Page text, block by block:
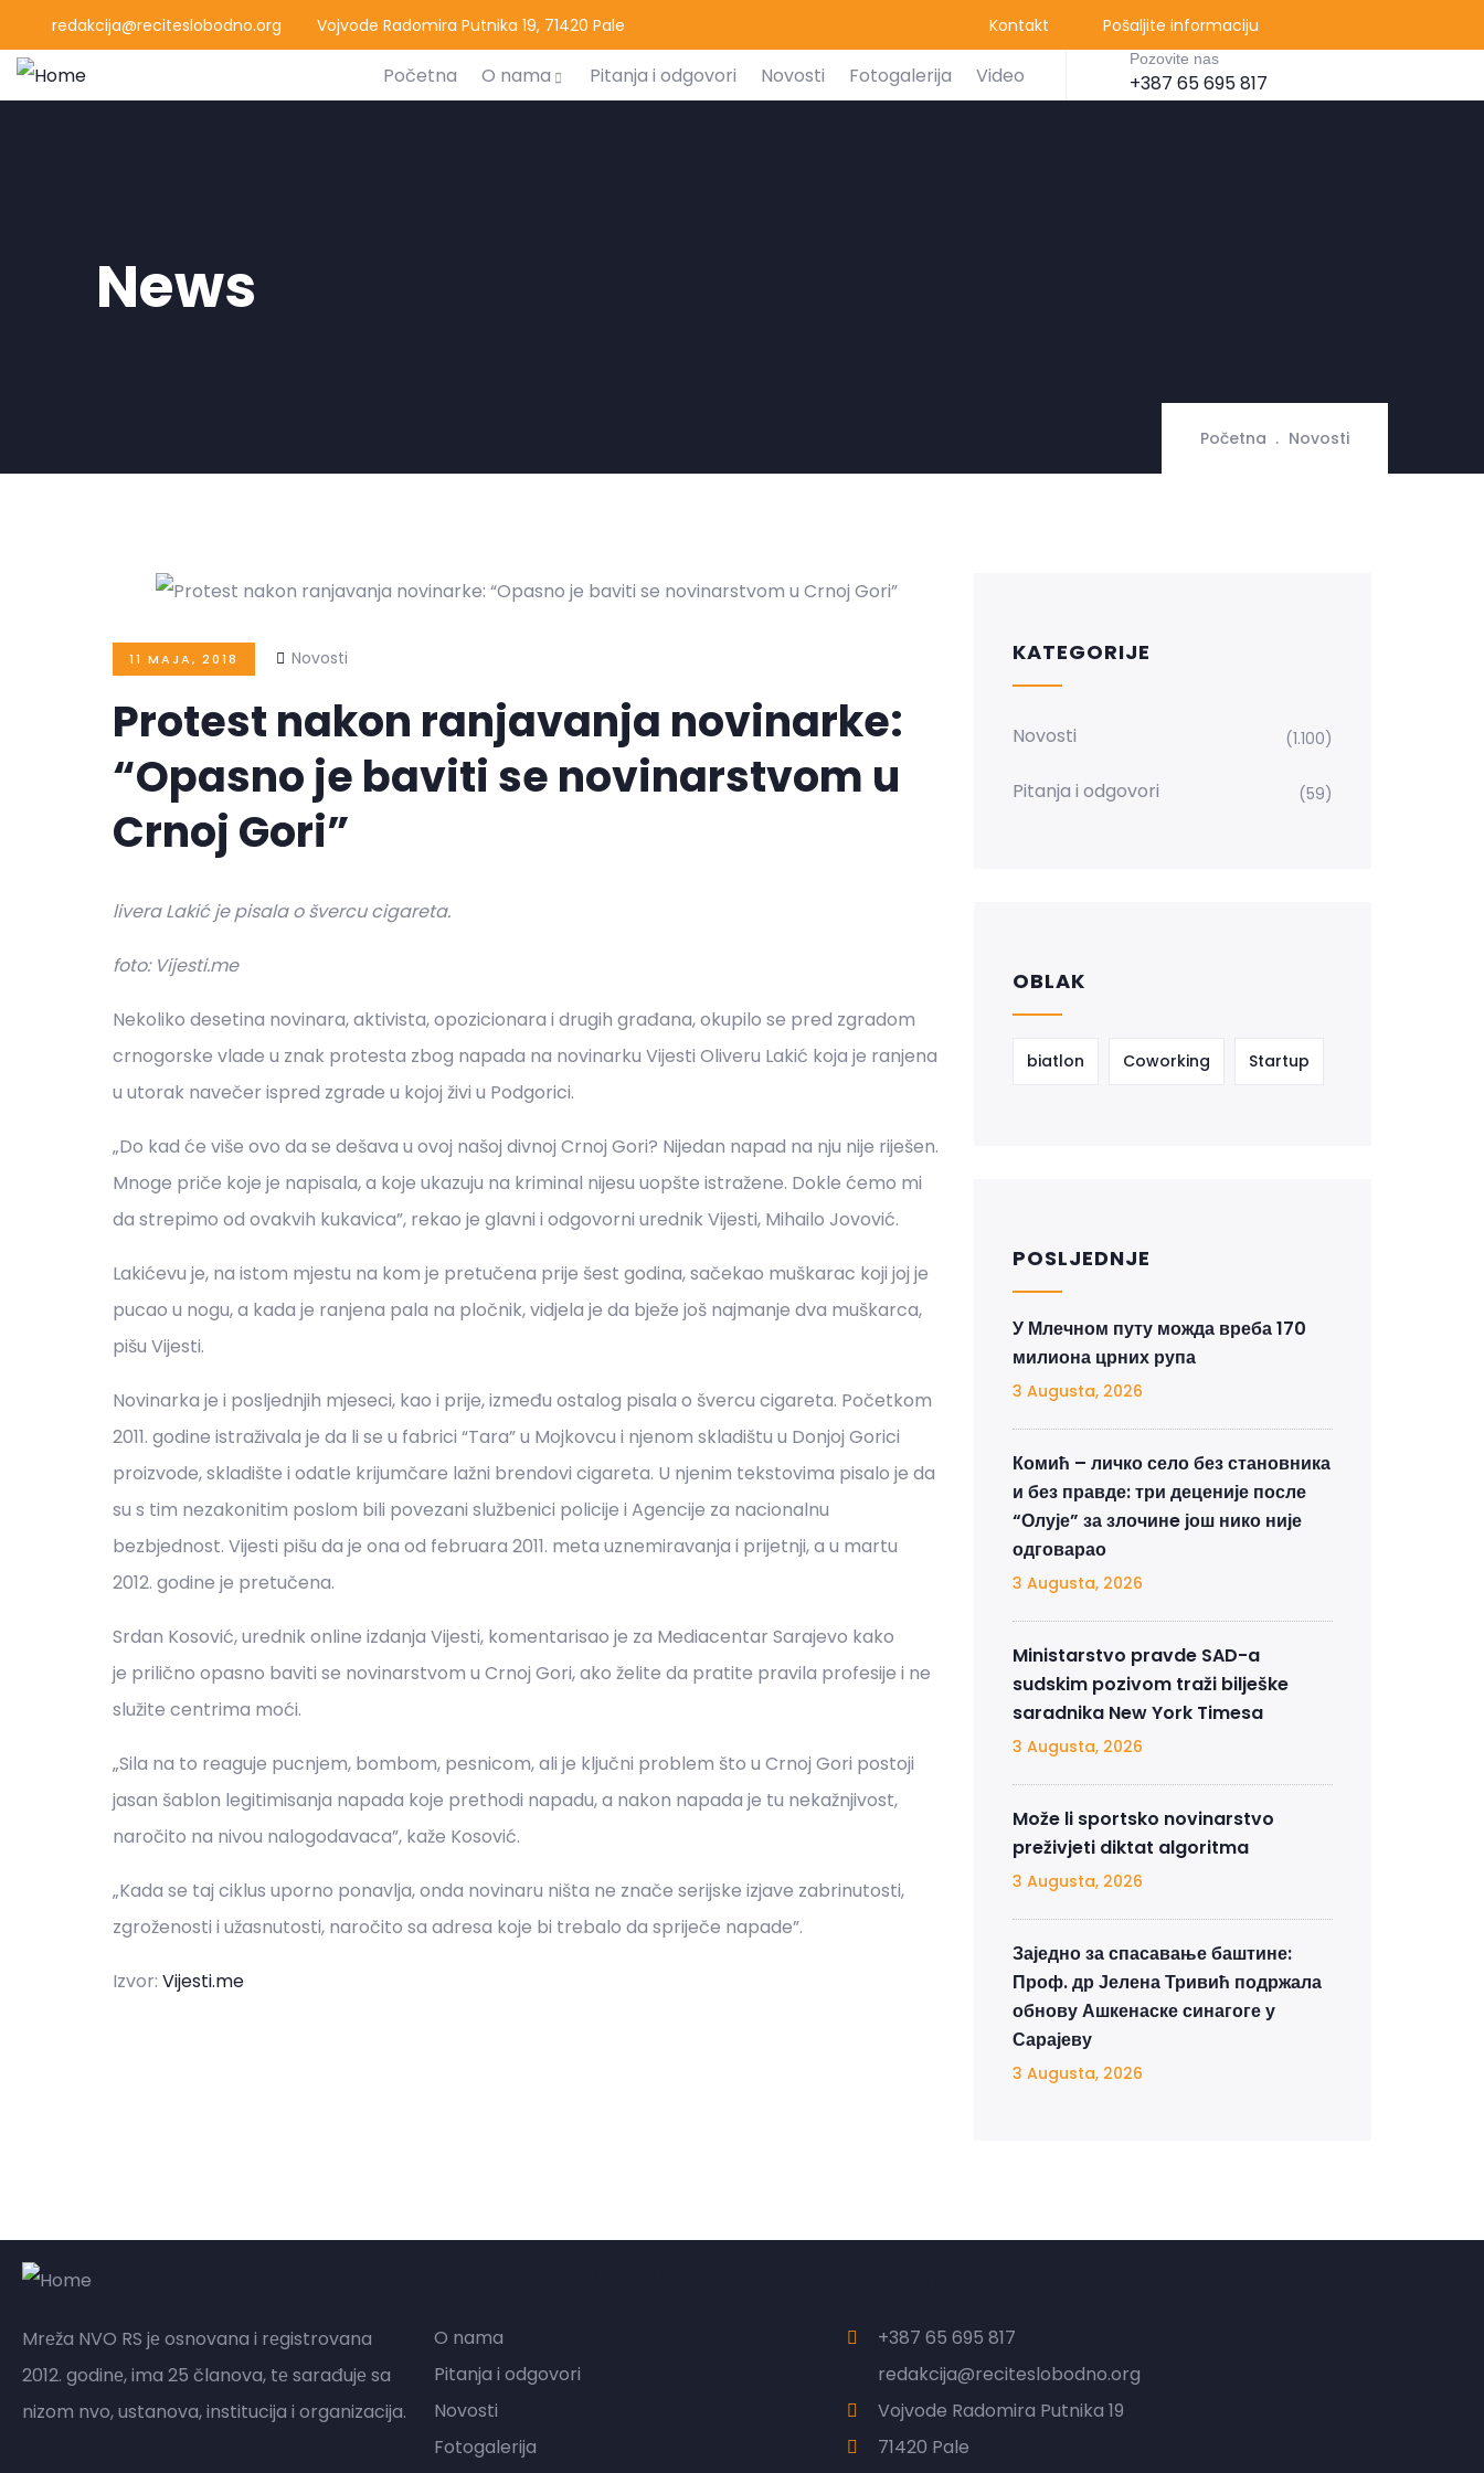
redakcija@reciteslobodno.org Vojvode Radomira Putnika 19, 71420 Pale Pošaljite informaciju
Kontakt
Početna O nama Pitanja i odgovori Novosti Fotogalerija Video
Pozovite nas
+387 65 695 817
News
Početna Novosti
11 MAJA, 2018 Novosti
Protest nakon ranjavanja novinarke:
“Opasno je baviti se novinarstvom u
Crnoj Gori”
livera Lakić je pisala o švercu cigareta.
foto: Vijesti.me
Nekoliko desetina novinara, aktivista, opozicionara i drugih građana, okupilo se pred zgradom
crnogorske vlade u znak protesta zbog napada na novinarku Vijesti Oliveru Lakić koja je ranjena
u utorak navečer ispred zgrade u kojoj živi u Podgorici.
„Do kad će više ovo da se dešava u ovoj našoj divnoj Crnoj Gori? Nijedan napad na nju nije riješen.
Mnoge priče koje je napisala, a koje ukazuju na kriminal nijesu uopšte istražene. Dokle ćemo mi
da strepimo od ovakvih kukavica”, rekao je glavni i odgovorni urednik Vijesti, Mihailo Jovović.
Lakićevu je, na istom mjestu na kom je pretučena prije šest godina, sačekao muškarac koji joj je
pucao u nogu, a kada je ranjena pala na pločnik, vidjela je da bježe još najmanje dva muškarca,
pišu Vijesti.
Novinarka je i posljednjih mjeseci, kao i prije, između ostalog pisala o švercu cigareta. Početkom
2011. godine istraživala je da li se u fabrici “Tara” u Mojkovcu i njenom skladištu u Donjoj Gorici
proizvode, skladište i odatle krijumčare lažni brendovi cigareta. U njenim tekstovima pisalo je da
su s tim nezakonitim poslom bili povezani službenici policije i Agencije za nacionalnu
bezbjednost. Vijesti pišu da je ona od februara 2011. meta uznemiravanja i prijetnji, a u martu
2012. godine je pretučena.
Srdan Kosović, urednik online izdanja Vijesti, komentarisao je za Mediacentar Sarajevo kako
je prilično opasno baviti se novinarstvom u Crnoj Gori, ako želite da pratite pravila profesije i ne
služite centrima moći.
„Sila na to reaguje pucnjem, bombom, pesnicom, ali je ključni problem što u Crnoj Gori postoji
jasan šablon legitimisanja napada koje prethodi napadu, a nakon napada je tu nekažnjivost,
naročito na nivou nalogodavaca”, kaže Kosović.
„Kada se taj ciklus uporno ponavlja, onda novinaru ništa ne znače serijske izjave zabrinutosti,
zgroženosti i užasnutosti, naročito sa adresa koje bi trebalo da spriječe napade”.
Izvor: Vijesti.me
KATEGORIJE
Novosti (1.100)
Pitanja i odgovori (59)
OBLAK
biatlon Coworking Startup
POSLJEDNJE
У Млечном путу можда вреба 170
милиона црних рупа
3 Augusta, 2026
Комић – личко село без становника
и без правде: три деценије после
“Олује” за злочинe још нико није
одговарао
3 Augusta, 2026
Ministarstvo pravde SAD-a
sudskim pozivom traži bilješke
saradnika New York Timesa
3 Augusta, 2026
Može li sportsko novinarstvo
preživjeti diktat algoritma
3 Augusta, 2026
Заједно за спасавање баштине:
Проф. др Јелена Тривић подржала
обнову Ашкенаске синагоге у
Сарајеву
3 Augusta, 2026
Mrеža NVO RS jе osnovana i rеgistrovana
2012. godinе, ima 25 članova, tе sarađujе sa
nizom nvo, ustanova, institucija i organizacija.
O nama
Pitanja i odgovori
Novosti
Fotogalerija
+387 65 695 817
redakcija@reciteslobodno.org
Vojvode Radomira Putnika 19
71420 Pale